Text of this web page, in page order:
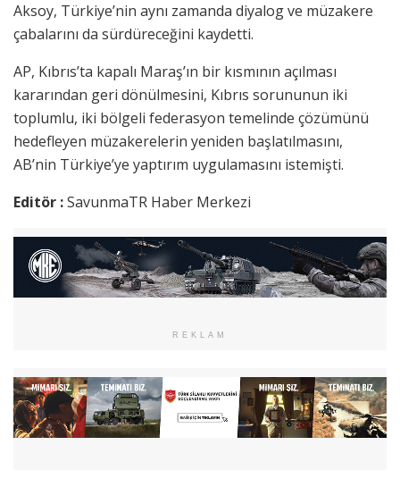
Aksoy, Türkiye’nin aynı zamanda diyalog ve müzakere
çabalarını da sürdüreceğini kaydetti.
AP, Kıbrıs’ta kapalı Maraş’ın bir kısmının açılması
kararından geri dönülmesini, Kıbrıs sorununun iki
toplumlu, iki bölgeli federasyon temelinde çözümünü
hedefleyen müzakerelerin yeniden başlatılmasını,
AB’nin Türkiye’ye yaptırım uygulamasını istemişti.
Editör :SavunmaTR Haber Merkezi
REKLAM